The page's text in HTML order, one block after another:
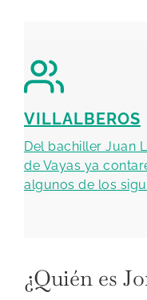
VILLALBEROS
Del bachiller Juan
de Vayas ya
algunos de los
¿Quién es